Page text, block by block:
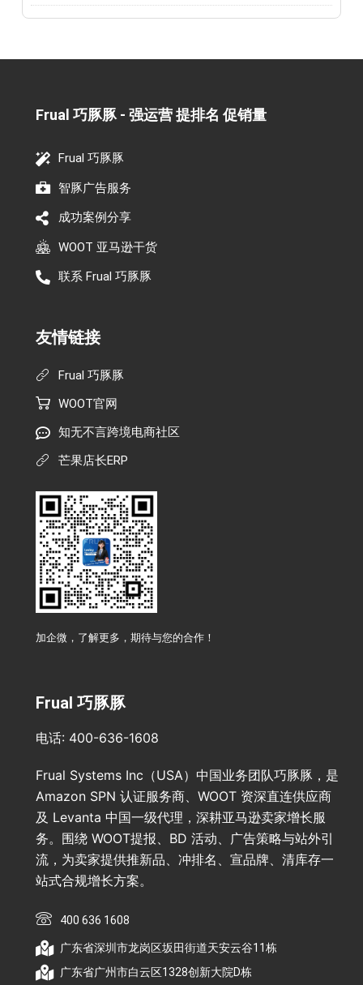
Frual 巧豚豚 - 强运营 提排名 促销量​
Frual 巧豚豚
智豚广告服务
成功案例分享
WOOT 亚马逊干货
联系 Frual 巧豚豚
友情链接
Frual 巧豚豚
WOOT官网
知无不言跨境电商社区
芒果店长ERP
加企微，了解更多，期待与您的合作！
Frual 巧豚豚
电话: 400-636-1608
Frual Systems Inc（USA）中国业务团队巧豚豚，是
Amazon SPN 认证服务商、WOOT 资深直连供应商
及 Levanta 中国一级代理，深耕亚马逊卖家增长服
务。围绕 WOOT提报、BD 活动、广告策略与站外引
流，为卖家提供推新品、冲排名、宣品牌、清库存一
站式合规增长方案。
400 636 1608
广东省深圳市龙岗区坂田街道天安云谷11栋
广东省广州市白云区1328创新大院D栋